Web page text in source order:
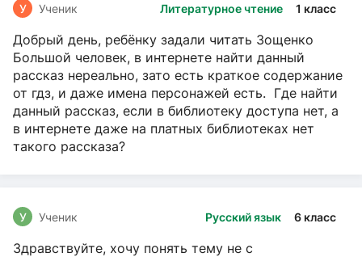
Литературное чтение 1 класс
У Ученик
Добрый день, ребёнку задали читать Зощенко
Большой человек, в интернете найти данный
рассказ нереально, зато есть краткое содержание
от гдз, и даже имена персонажей есть. Где найти
данный рассказ, если в библиотеку доступа нет, а
в интернете даже на платных библиотеках нет
такого рассказа?
Русский язык 6 класс
У Ученик
Здравствуйте, хочу понять тему не с